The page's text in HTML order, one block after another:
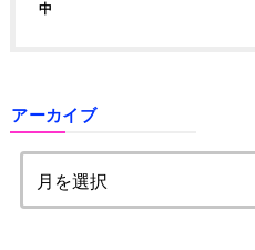
中
アーカイブ